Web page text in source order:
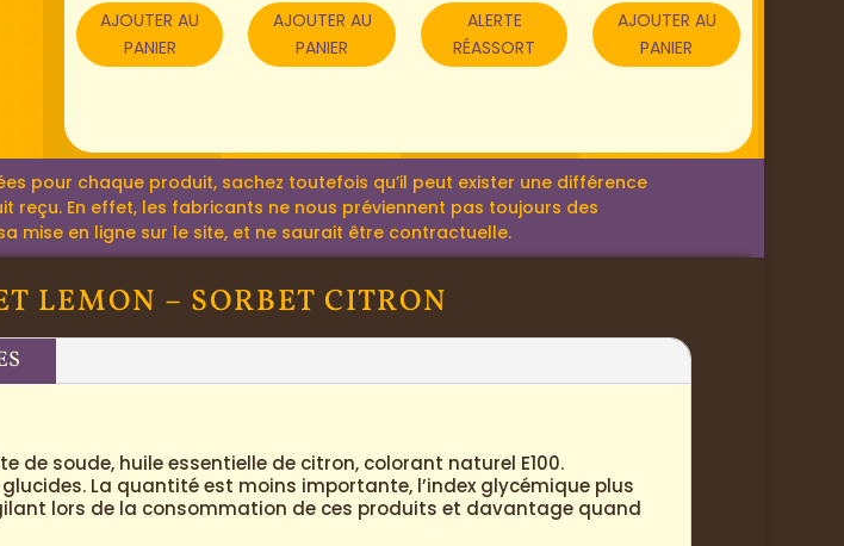
AJOUTER AU
PANIER
AJOUTER AU
PANIER
ALERTE
RÉASSORT
AJOUTER AU
PANIER
pour chaque produit, sachez toutefois qu’il peut exister une différence
En effet, les fabricants ne nous préviennent pas toujours des
mise en ligne sur le site, et ne saurait être contractuelle.
LEMON – SORBET CITRON
soude, huile essentielle de citron, colorant naturel E100.
La quantité est moins importante, l’index glycémique plus
lors de la consommation de ces produits et davantage quand